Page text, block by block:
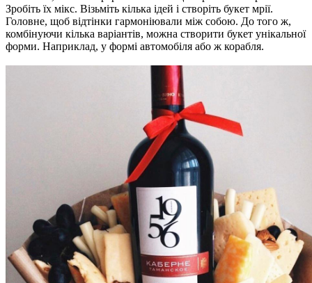
Зробіть їх мікс. Візьміть кілька ідей і створіть букет мрії.
Головне, щоб відтінки гармоніювали між собою. До того ж,
комбінуючи кілька варіантів, можна створити букет унікальної
форми. Наприклад, у формі автомобіля або ж корабля.